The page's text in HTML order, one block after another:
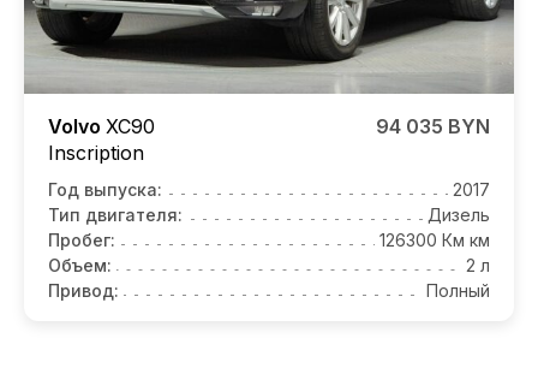
Volvo XC90
Inscription
94 035 BYN
Год выпуска:
2017
Тип двигателя:
Дизель
Пробег:
126300 Км км
Объем:
2 л
Привод:
Полный